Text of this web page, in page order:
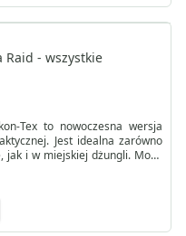
Raid - wszystkie
Tex to nowoczesna wersja
Jest idealna zarówno
jak i w miejskiej dżungli. Może
równie dobrze sprawdzi się
garderoby. Wykonana z
Stretch Ripstop (48% bawełna,
bluza Raid zapewnia